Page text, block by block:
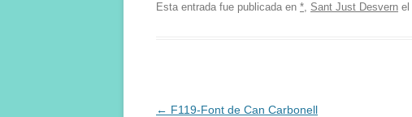
Esta entrada fue publicada en *, Sant Just Desvern el
Navegación
← F119-Font de Can Carbonell